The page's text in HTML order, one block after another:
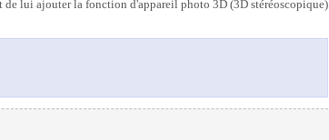
lui ajouter la fonction d'appareil photo 3D (3D stéréoscopique)